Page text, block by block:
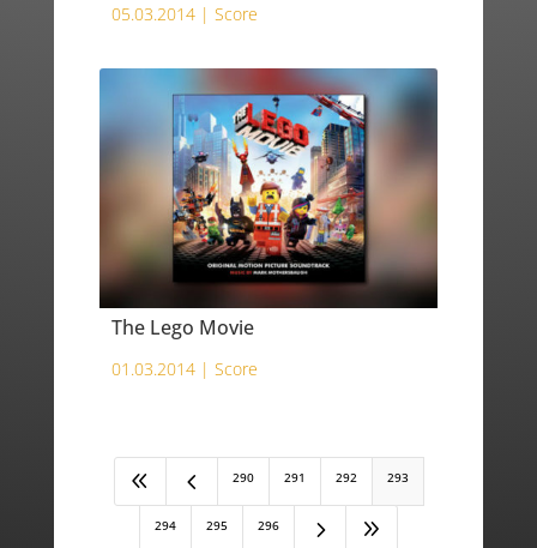
05.03.2014 | Score
The Lego Movie
01.03.2014 | Score
8 4 290 291 292 293
294 295 296 5 9